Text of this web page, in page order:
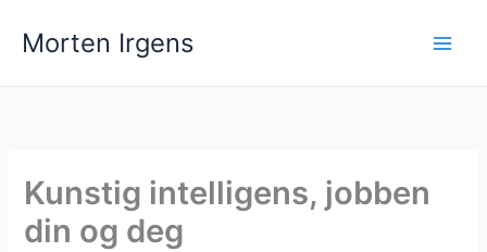
innholdet
Morten Irgens
Kunstig intelligens, jobben
din og deg